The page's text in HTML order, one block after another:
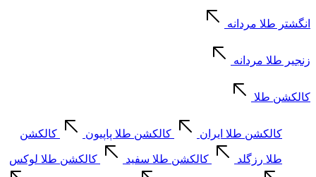
انگشتر طلا مردانه
زنجیر طلا مردانه
کالکشن طلا
کالکشن طلا ایران کالکشن طلا پاپیون کالکشن
طلا رزگلد کالکشن طلا سفید کالکشن طلا لوکس